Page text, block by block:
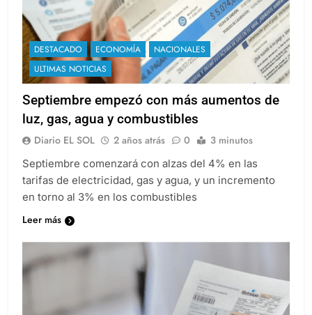
DESTACADO ECONOMÍA
NACIONALES
ULTIMAS NOTICIAS
Septiembre empezó con más aumentos de
luz, gas, agua y combustibles
Diario EL SOL 2 años atrás 0 3 minutos
Septiembre comenzará con alzas del 4% en las
tarifas de electricidad, gas y agua, y un incremento
en torno al 3% en los combustibles
Leer más